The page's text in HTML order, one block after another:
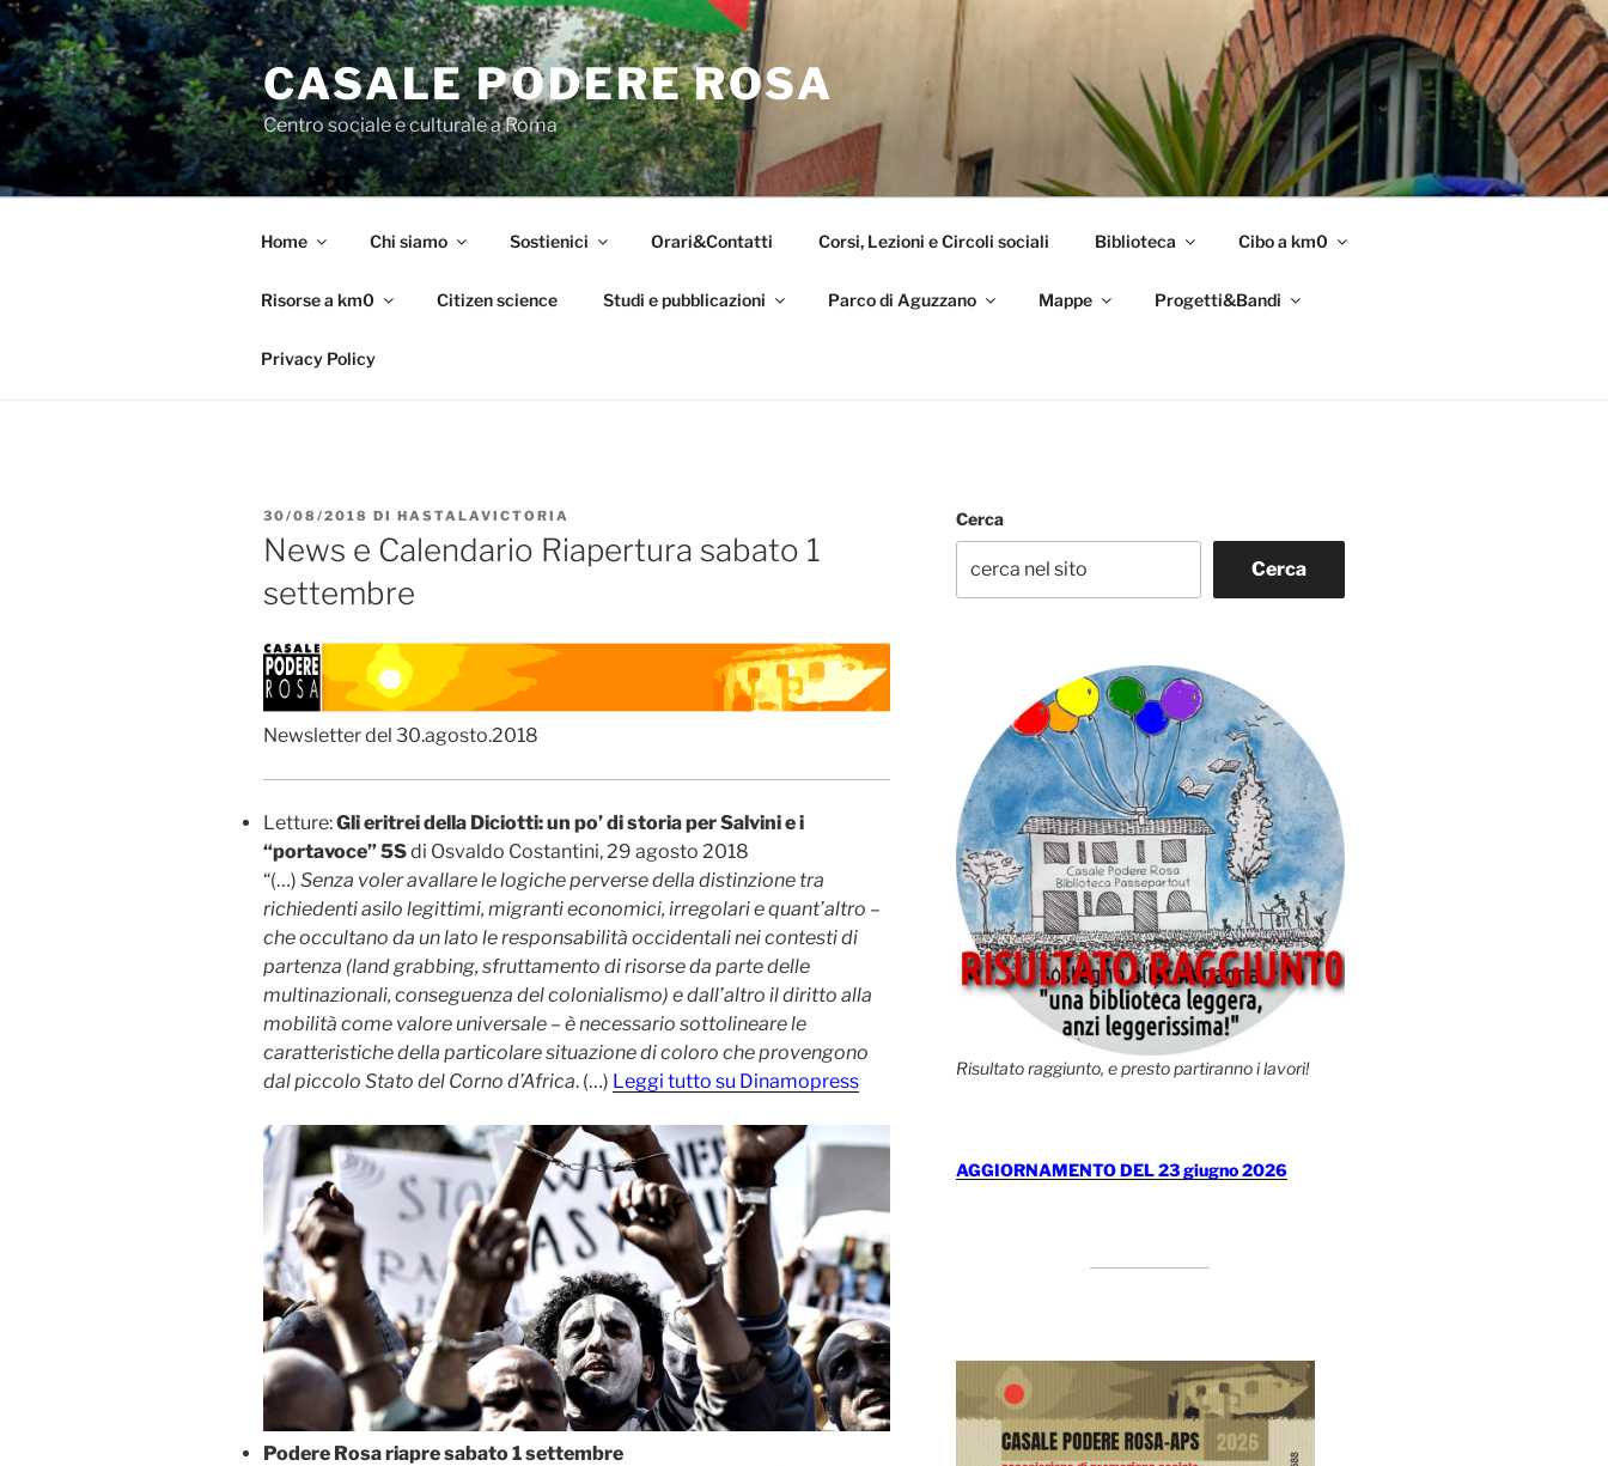
Salta
al
contenuto
CASALE PODERE ROSA
Centro sociale e culturale a Roma
Home Chi siamo Sostienici Orari&Contatti Corsi, Lezioni e Circoli sociali Biblioteca Cibo a km0
Risorse a km0 Citizen science Studi e pubblicazioni Parco di Aguzzano Mappe Progetti&Bandi
Privacy Policy
PUBBLICATO
IL
30/08/2018 DI HASTALAVICTORIA
News e Calendario Riapertura sabato 1
settembre
Newsletter del 30.agosto.2018
Letture:Gli eritrei della Diciotti: un po’ di storia per Salvini e i
“portavoce” 5Sdi Osvaldo Costantini, 29 agosto 2018
“(…) Senza voler avallare le logiche perverse della distinzione tra
richiedenti asilo legittimi, migranti economici, irregolari e quant’altro –
che occultano da un lato le responsabilità occidentali nei contesti di
partenza (land grabbing, sfruttamento di risorse da parte delle
multinazionali, conseguenza del colonialismo) e dall’altro il diritto alla
mobilità come valore universale – è necessario sottolineare le
caratteristiche della particolare situazione di coloro che provengono
dal piccolo Stato del Corno d’Africa. (…) Leggi tutto su Dinamopress
Podere Rosa riapre sabato 1 settembre
Cerca
Cerca
Risultato raggiunto, e presto partiranno i lavori!
AGGIORNAMENTO DEL 23 giugno 2026